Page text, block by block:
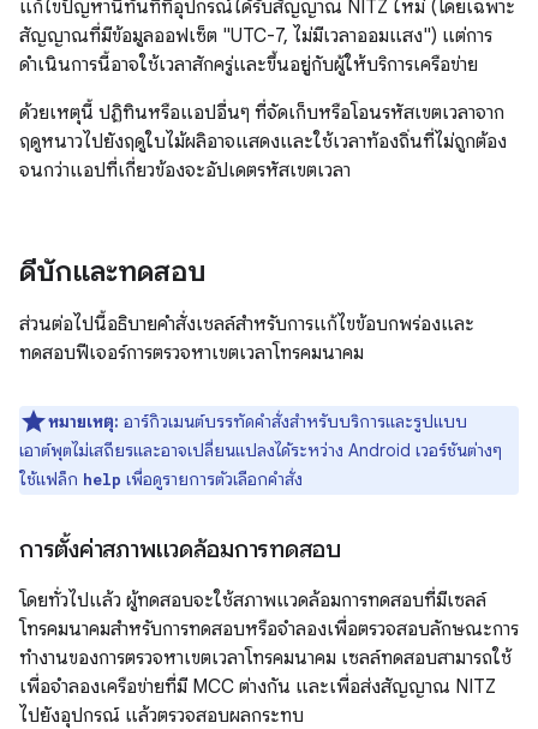
แก้ไขปัญหานี้ทันทีที่อุปกรณ์ได้รับสัญญาณ NITZ ใหม่ (โดยเฉพาะ
สัญญาณที่มีข้อมูลออฟเซ็ต "UTC-7, ไม่มีเวลาออมแสง") แต่การ
ดำเนินการนี้อาจใช้เวลาสักครู่และขึ้นอยู่กับผู้ให้บริการเครือข่าย
ด้วยเหตุนี้ ปฏิทินหรือแอปอื่นๆ ที่จัดเก็บหรือโอนรหัสเขตเวลาจาก
ฤดูหนาวไปยังฤดูใบไม้ผลิอาจแสดงและใช้เวลาท้องถิ่นที่ไม่ถูกต้อง
จนกว่าแอปที่เกี่ยวข้องจะอัปเดตรหัสเขตเวลา
ดีบักและทดสอบ
ส่วนต่อไปนี้อธิบายคำสั่งเชลล์สำหรับการแก้ไขข้อบกพร่องและ
ทดสอบฟีเจอร์การตรวจหาเขตเวลาโทรคมนาคม
หมายเหตุ: อาร์กิวเมนต์บรรทัดคำสั่งสำหรับบริการและรูปแบบ
เอาต์พุตไม่เสถียรและอาจเปลี่ยนแปลงได้ระหว่าง Android เวอร์ชันต่างๆ
ใช้แฟล็ก help เพื่อดูรายการตัวเลือกคำสั่ง
การตั้งค่าสภาพแวดล้อมการทดสอบ
โดยทั่วไปแล้ว ผู้ทดสอบจะใช้สภาพแวดล้อมการทดสอบที่มีเซลล์
โทรคมนาคมสำหรับการทดสอบหรือจำลองเพื่อตรวจสอบลักษณะการ
ทำงานของการตรวจหาเขตเวลาโทรคมนาคม เซลล์ทดสอบสามารถใช้
เพื่อจำลองเครือข่ายที่มี MCC ต่างกัน และเพื่อส่งสัญญาณ NITZ
ไปยังอุปกรณ์ แล้วตรวจสอบผลกระทบ